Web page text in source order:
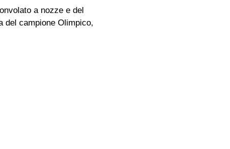
a nozze e del
del campione Olimpico,